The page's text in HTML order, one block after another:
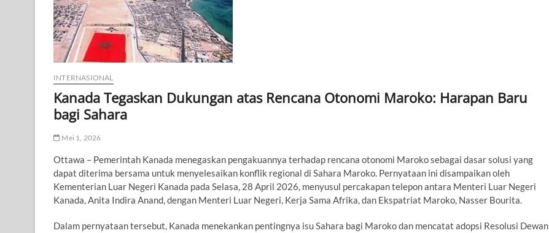
INTERNASIONAL
Kanada Tegaskan Dukungan atas Rencana Otonomi Maroko: Harapan Baru
bagi Sahara
Mei 1, 2026
Ottawa – Pemerintah Kanada menegaskan pengakuannya terhadap rencana otonomi Maroko sebagai dasar solusi yang
dapat diterima bersama untuk menyelesaikan konflik regional di Sahara Maroko. Pernyataan ini disampaikan oleh
Kementerian Luar Negeri Kanada pada Selasa, 28 April 2026, menyusul percakapan telepon antara Menteri Luar Negeri
Kanada, Anita Indira Anand, dengan Menteri Luar Negeri, Kerja Sama Afrika, dan Ekspatriat Maroko, Nasser Bourita.
Dalam pernyataan tersebut, Kanada menekankan pentingnya isu Sahara bagi Maroko dan mencatat adopsi Resolusi Dewan